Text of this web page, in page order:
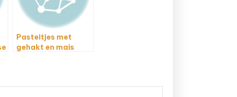
Pasteitjes met
gehakt en mais